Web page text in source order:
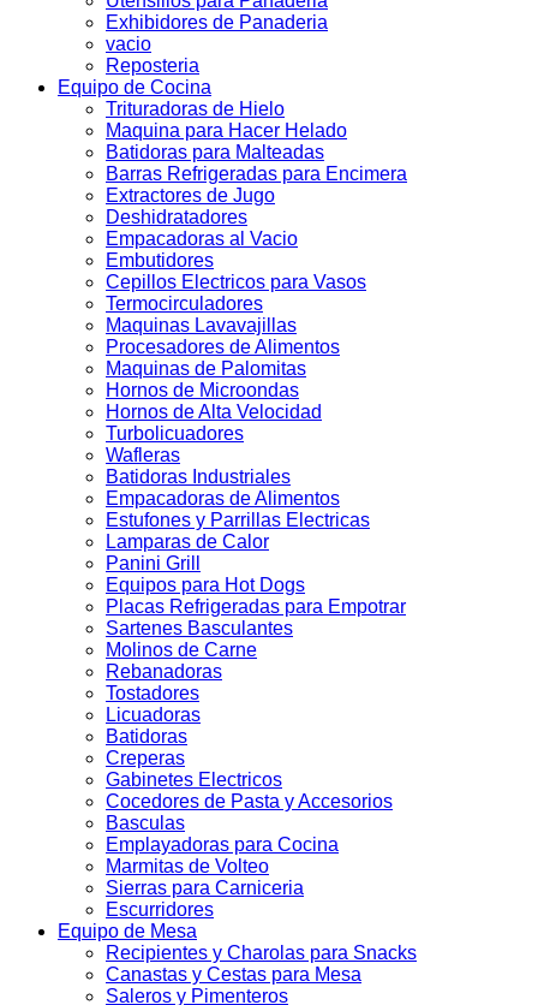
Exhibidores de Panaderia
vacio
Reposteria
Equipo de Cocina
Trituradoras de Hielo
Maquina para Hacer Helado
Batidoras para Malteadas
Barras Refrigeradas para Encimera
Extractores de Jugo
Deshidratadores
Empacadoras al Vacio
Embutidores
Cepillos Electricos para Vasos
Termocirculadores
Maquinas Lavavajillas
Procesadores de Alimentos
Maquinas de Palomitas
Hornos de Microondas
Hornos de Alta Velocidad
Turbolicuadores
Wafleras
Batidoras Industriales
Empacadoras de Alimentos
Estufones y Parrillas Electricas
Lamparas de Calor
Panini Grill
Equipos para Hot Dogs
Placas Refrigeradas para Empotrar
Sartenes Basculantes
Molinos de Carne
Rebanadoras
Tostadores
Licuadoras
Batidoras
Creperas
Gabinetes Electricos
Cocedores de Pasta y Accesorios
Basculas
Emplayadoras para Cocina
Marmitas de Volteo
Sierras para Carniceria
Escurridores
Equipo de Mesa
Recipientes y Charolas para Snacks
Canastas y Cestas para Mesa
Saleros y Pimenteros